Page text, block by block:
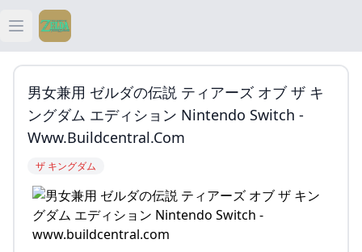
Open main menu
ティアキン
ティアキン 祠
ティアキン 攻略
男女兼用 ゼルダの伝説 ティアーズ オブ ザ キ
ングダム エディション Nintendo Switch -
Www.buildcentral.com
ザ キングダム